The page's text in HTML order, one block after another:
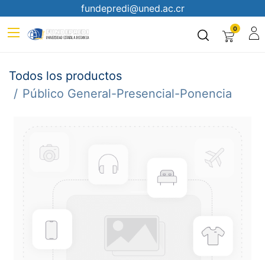
fundepredi@uned.ac.cr
0
Todos los productos
Público General-Presencial-Ponencia